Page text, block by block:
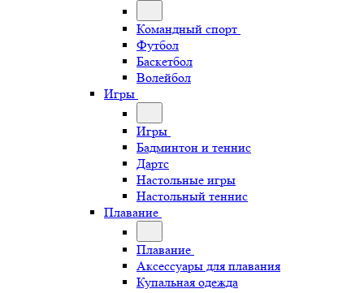
Командный спорт
Футбол
Баскетбол
Волейбол
Игры
Игры
Бадминтон и теннис
Дартс
Настольные игры
Настольный теннис
Плавание
Плавание
Аксессуары для плавания
Купальная одежда